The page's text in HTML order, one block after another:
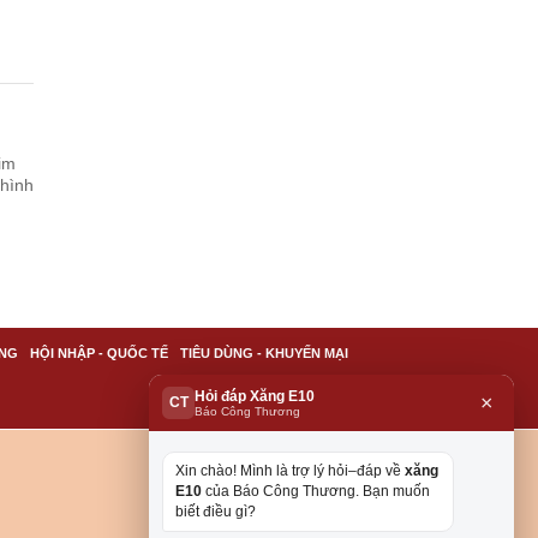
HỘI NHẬP - QUỐC TẾ TIÊU DÙNG - KHUYẾN MẠI
CT Hỏi đáp Xăng E10
Báo Công Thương ×
Xin chào! Mình là trợ lý hỏi–đáp về xăng
E10 của Báo Công Thương. Bạn muốn
biết điều gì?